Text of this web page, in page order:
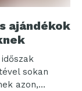
ajándékok
sokan
azon,